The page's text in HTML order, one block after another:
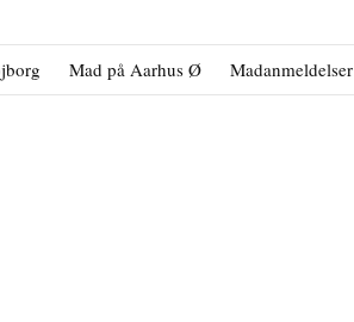
Mad på Aarhus Ø Madanmeldelser